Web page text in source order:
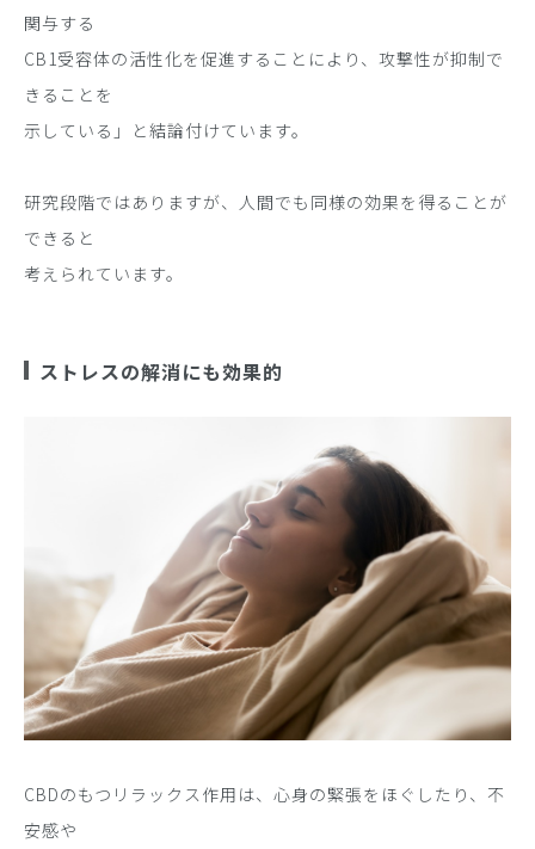
関与する
CB1受容体の活性化を促進することにより、攻撃性が抑制で
きることを
示している」と結論付けています。
研究段階ではありますが、人間でも同様の効果を得ることが
できると
考えられています。
ストレスの解消にも効果的
CBDのもつリラックス作用は、心身の緊張をほぐしたり、不
安感や